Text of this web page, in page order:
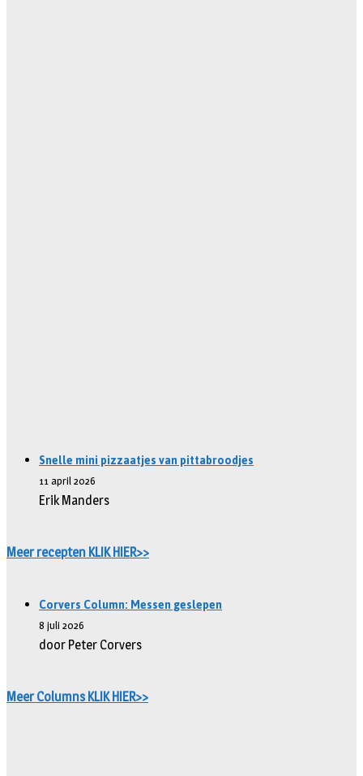
Snelle mini pizzaatjes van pittabroodjes
11 april 2026
Erik Manders
Meer recepten KLIK HIER>>
Corvers Column: Messen geslepen
8 juli 2026
door Peter Corvers
Meer Columns KLIK HIER>>